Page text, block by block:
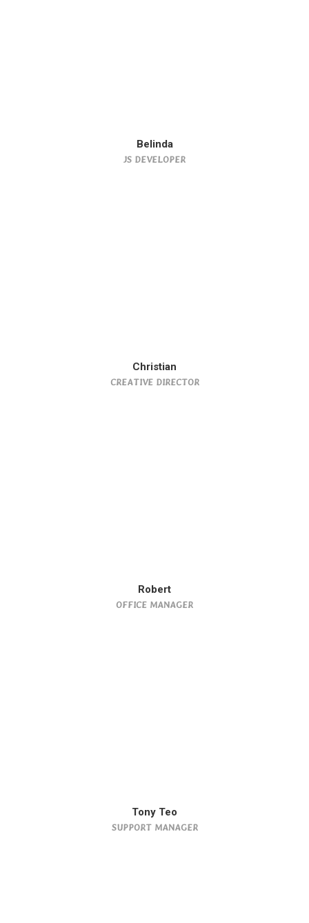
Belinda
JS DEVELOPER
Christian
CREATIVE DIRECTOR
Robert
OFFICE MANAGER
Tony Teo
SUPPORT MANAGER